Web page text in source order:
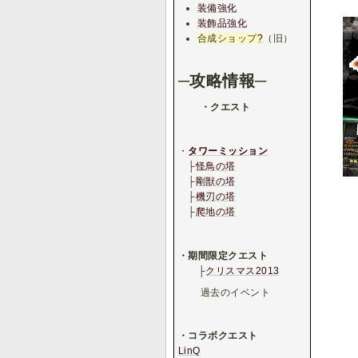
装備強化
装飾品強化
合成ショップ? （旧）
─攻略情報─
・クエスト
・ タワーミッション
├怪鳥の塔
├剛獣の塔
├機刃の塔
├爬地の塔
・期間限定クエスト
├クリスマス2013
過去のイベント
・コラボクエスト
LinQ